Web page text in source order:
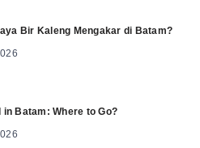
Bir Kaleng Mengakar di Batam?
in Batam: Where to Go?